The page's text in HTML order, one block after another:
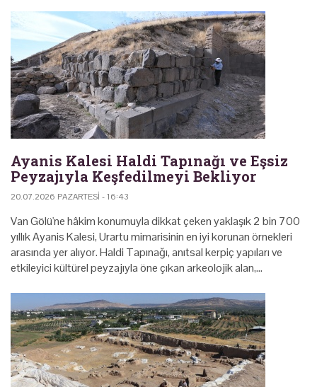
Ayanis Kalesi Haldi Tapınağı ve Eşsiz
Peyzajıyla Keşfedilmeyi Bekliyor
20.07.2026 PAZARTESI - 16:43
Van Gölü'ne hâkim konumuyla dikkat çeken yaklaşık 2 bin 700
yıllık Ayanis Kalesi, Urartu mimarisinin en iyi korunan örnekleri
arasında yer alıyor. Haldi Tapınağı, anıtsal kerpiç yapıları ve
etkileyici kültürel peyzajıyla öne çıkan arkeolojik alan,…